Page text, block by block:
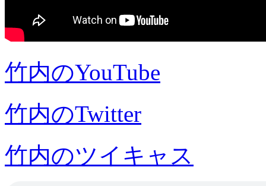
竹内のYouTube
竹内のTwitter
竹内のツイキャス